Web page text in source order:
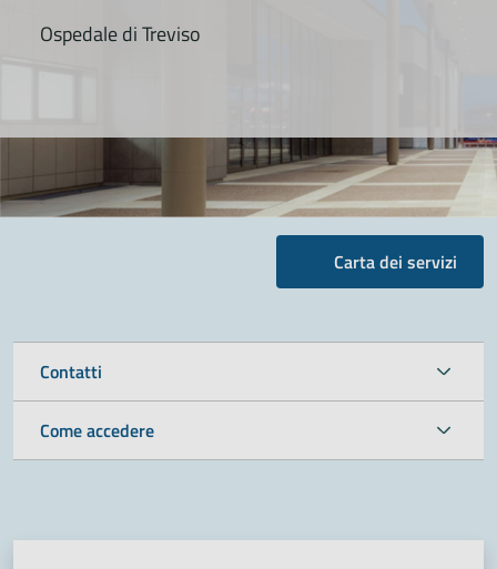
Ospedale di Treviso
Carta dei servizi
Contatti
Come accedere